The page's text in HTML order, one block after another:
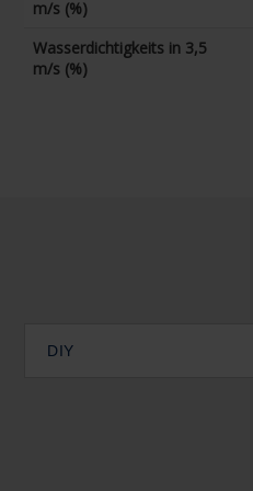
m/s (%)
Wasserdichtigkeits in 3,5
m/s (%)
DIY